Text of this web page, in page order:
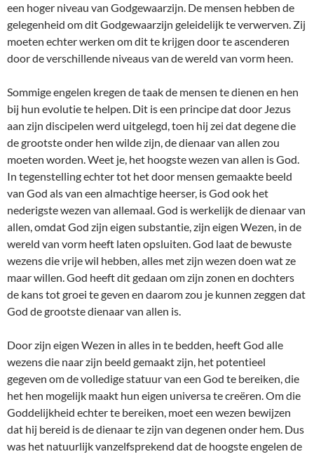
een hoger niveau van Godgewaarzijn. De mensen hebben de
gelegenheid om dit Godgewaarzijn geleidelijk te verwerven. Zij
moeten echter werken om dit te krijgen door te ascenderen
door de verschillende niveaus van de wereld van vorm heen.
Sommige engelen kregen de taak de mensen te dienen en hen
bij hun evolutie te helpen. Dit is een principe dat door Jezus
aan zijn discipelen werd uitgelegd, toen hij zei dat degene die
de grootste onder hen wilde zijn, de dienaar van allen zou
moeten worden. Weet je, het hoogste wezen van allen is God.
In tegenstelling echter tot het door mensen gemaakte beeld
van God als van een almachtige heerser, is God ook het
nederigste wezen van allemaal. God is werkelijk de dienaar van
allen, omdat God zijn eigen substantie, zijn eigen Wezen, in de
wereld van vorm heeft laten opsluiten. God laat de bewuste
wezens die vrije wil hebben, alles met zijn wezen doen wat ze
maar willen. God heeft dit gedaan om zijn zonen en dochters
de kans tot groei te geven en daarom zou je kunnen zeggen dat
God de grootste dienaar van allen is.
Door zijn eigen Wezen in alles in te bedden, heeft God alle
wezens die naar zijn beeld gemaakt zijn, het potentieel
gegeven om de volledige statuur van een God te bereiken, die
het hen mogelijk maakt hun eigen universa te creëren. Om die
Goddelijkheid echter te bereiken, moet een wezen bewijzen
dat hij bereid is de dienaar te zijn van degenen onder hem. Dus
was het natuurlijk vanzelfsprekend dat de hoogste engelen de